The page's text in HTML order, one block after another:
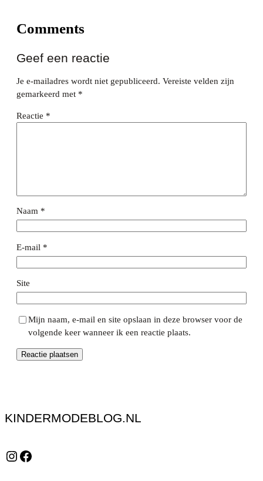
Comments
Geef een reactie
Je e-mailadres wordt niet gepubliceerd. Vereiste velden zijn
gemarkeerd met *
Reactie *
Naam *
E-mail *
Site
Mijn naam, e-mail en site opslaan in deze browser voor de
volgende keer wanneer ik een reactie plaats.
KINDERMODEBLOG.NL
Instagram Facebook